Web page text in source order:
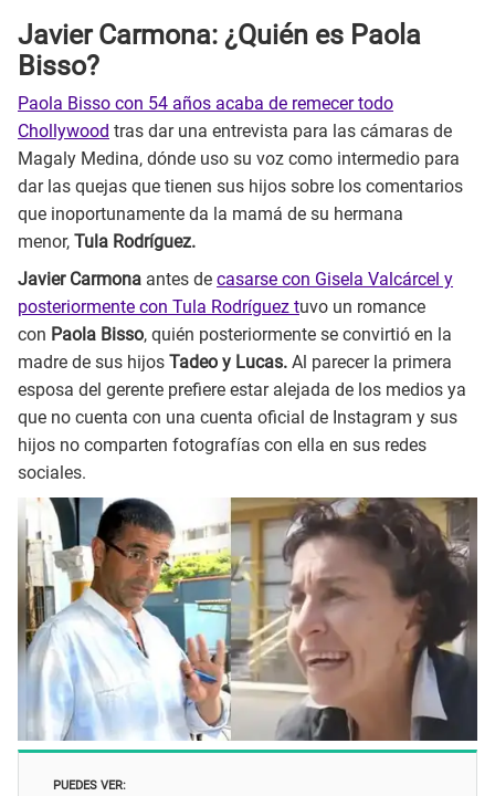
Javier Carmona: ¿Quién es Paola
Bisso?
Paola Bisso con 54 años acaba de remecer todo
Chollywood tras dar una entrevista para las cámaras de
Magaly Medina, dónde uso su voz como intermedio para
dar las quejas que tienen sus hijos sobre los comentarios
que inoportunamente da la mamá de su hermana
menor, Tula Rodríguez.
Javier Carmona antes de casarse con Gisela Valcárcel y
posteriormente con Tula Rodríguez tuvo un romance
con Paola Bisso, quién posteriormente se convirtió en la
madre de sus hijos Tadeo y Lucas. Al parecer la primera
esposa del gerente prefiere estar alejada de los medios ya
que no cuenta con una cuenta oficial de Instagram y sus
hijos no comparten fotografías con ella en sus redes
sociales.
PUEDES VER: